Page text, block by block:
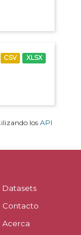
CSV XLSX
los API
Datasets
Contacto
Acerca